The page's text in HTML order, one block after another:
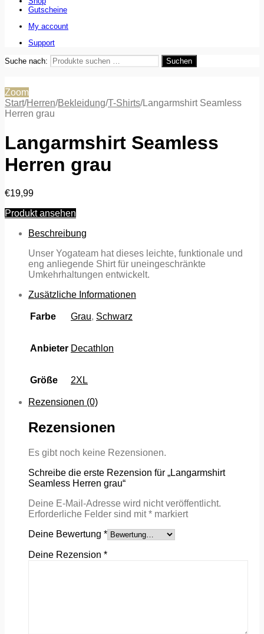
Gutscheine
My account
Support
Suche nach: Suchen
Zoom
Start/Herren/Bekleidung/T-Shirts/Langarmshirt Seamless
Herren grau
Langarmshirt Seamless
Herren grau
€19,99
Produkt ansehen
Beschreibung
Unser Yogateam hat dieses leichte, funktionale und
eng anliegende Shirt für uneingeschränkte
Umkehrhaltungen entwickelt.
Zusätzliche Informationen
Farbe Grau, Schwarz
Anbieter Decathlon
Größe 2XL
Rezensionen (0)
Rezensionen
Es gibt noch keine Rezensionen.
Schreibe die erste Rezension für „Langarmshirt
Seamless Herren grau“
Deine E-Mail-Adresse wird nicht veröffentlicht.
Erforderliche Felder sind mit* markiert
Deine Bewertung *
Deine Rezension *